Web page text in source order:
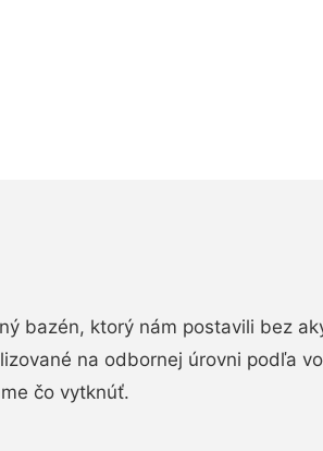
bazén, ktorý nám postavili bez
na odbornej úrovni podľa
čo vytknúť.